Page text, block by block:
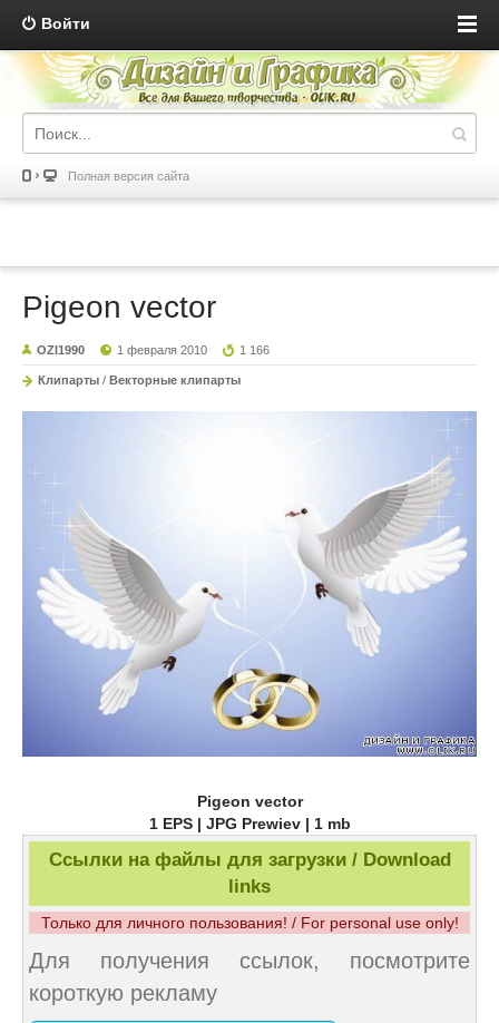
Войти
Полная версия сайта
Pigeon vector
OZI1990 1 февраля 2010 1 166
Клипарты / Векторные клипарты
Pigeon vector
1 EPS | JPG Prewiev | 1 mb
Ссылки на файлы для загрузки / Download
links
Только для личного пользования! / For personal use only!
Для получения ссылок, посмотрите
короткую рекламу